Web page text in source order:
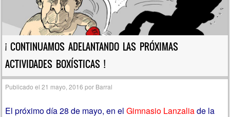
¡ CONTINUAMOS ADELANTANDO LAS PRÓXIMAS
ACTIVIDADES BOXÍSTICAS !
Publicado el21 mayo, 2016 por Barral
El próximo día 28 de mayo, en elGimnasio Lanzaliade la